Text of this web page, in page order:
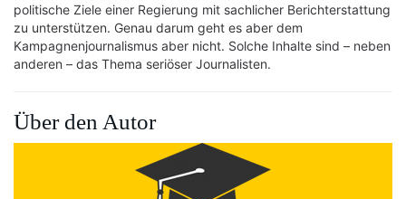
politische Ziele einer Regierung mit sachlicher Berichterstattung
zu unterstützen. Genau darum geht es aber dem
Kampagnenjournalismus aber nicht. Solche Inhalte sind – neben
anderen – das Thema seriöser Journalisten.
Über den Autor